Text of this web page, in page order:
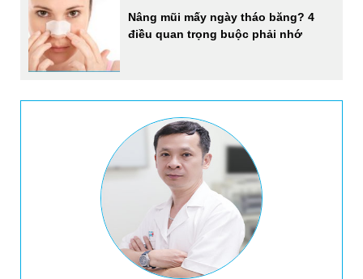
Nâng mũi mấy ngày tháo băng? 4
điều quan trọng buộc phải nhớ